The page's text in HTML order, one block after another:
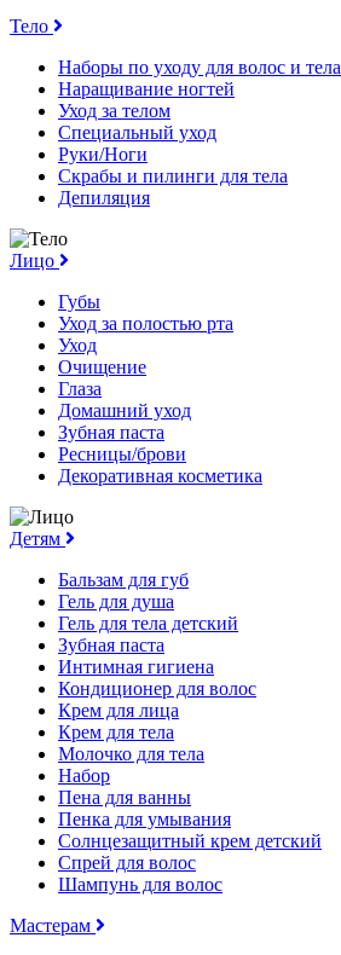
Тело
Наборы по уходу для волос и тела
Наращивание ногтей
Уход за телом
Специальный уход
Руки/Ноги
Скрабы и пилинги для тела
Депиляция
Лицо
Губы
Уход за полостью рта
Уход
Очищение
Глаза
Домашний уход
Зубная паста
Ресницы/брови
Декоративная косметика
Детям
Бальзам для губ
Гель для душа
Гель для тела детский
Зубная паста
Интимная гигиена
Кондиционер для волос
Крем для лица
Крем для тела
Молочко для тела
Набор
Пена для ванны
Пенка для умывания
Солнцезащитный крем детский
Спрей для волос
Шампунь для волос
Мастерам